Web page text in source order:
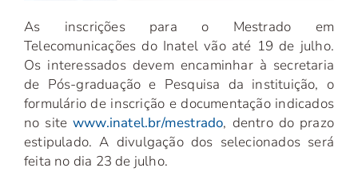
As inscrições para o Mestrado em
Telecomunicações do Inatel vão até 19 de julho.
Os interessados devem encaminhar à secretaria
de Pós-graduação e Pesquisa da instituição, o
formulário de inscrição e documentação indicados
no sitewww.inatel.br/mestrado, dentro do prazo
estipulado. A divulgação dos selecionados será
feita no dia 23 de julho.